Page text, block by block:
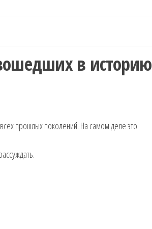
в историю
прошлых поколений. На самом деле это